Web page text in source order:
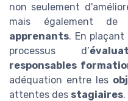
non seulement
mais également de
apprenants. En
processus d’
responsables
adéquation entre les
attentes des stagiaires.